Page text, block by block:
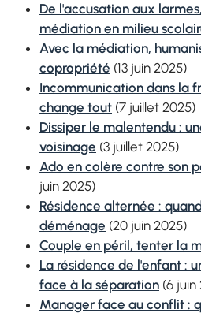
De l'accusation aux
médiation en milieu
Avec la médiation,
copropriété (13 juin 2025)
Incommunication dans la
change tout (7 juillet 2025)
Dissiper le malentendu :
voisinage (3 juillet 2025)
Ado en colère contre son
juin 2025)
Résidence alternée :
déménage (20 juin 2025)
Couple en péril, tenter la
La résidence de l'enfant :
face à la séparation (6 juin
Manager face au conflit :